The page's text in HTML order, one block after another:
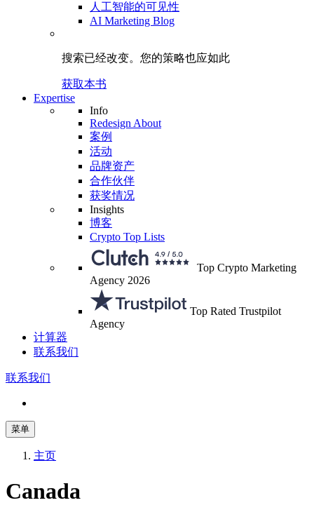
人工智能的可见性
AI Marketing Blog
搜索已经改变。 您的策略也应如此
获取本书
Expertise
Info
Redesign About
案例
活动
品牌资产
合作伙伴
获奖情况
Insights
博客
Crypto Top Lists
Top Crypto Marketing
Agency 2026
Top Rated Trustpilot
Agency
计算器
联系我们
联系我们
菜单
主页
Canada